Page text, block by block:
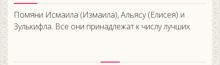
Помяни Исмаила (Измаила), Альясу (Елисея) и
Зулькифла. Все они принадлежат к числу лучших.